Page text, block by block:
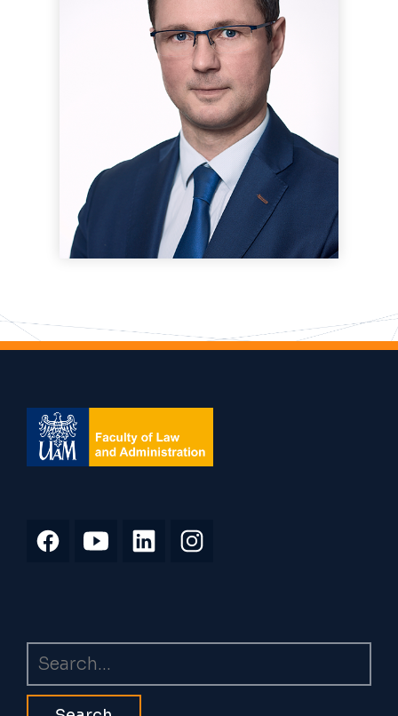
Search